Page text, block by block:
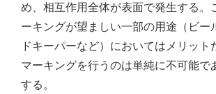
め、相互作用全体が表面で発生する。
ーキングが望ましい一部の用途（ビー
ドキーパーなど）においてはメリット
マーキングを行うのは単純に不可能で
する。